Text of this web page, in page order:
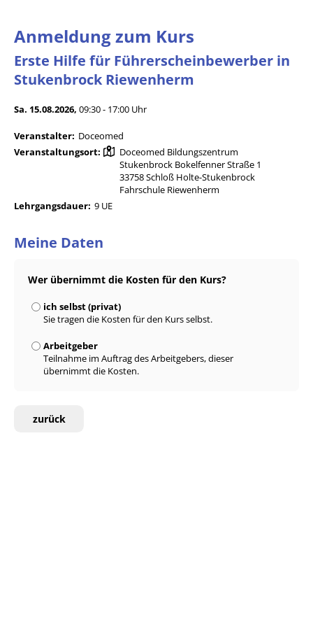
Anmeldung zum Kurs
Erste Hilfe für Führerscheinbewerber in
Stukenbrock Riewenherm
Sa. 15.08.2026, 09:30 - 17:00 Uhr
Veranstalter: Doceomed
Veranstaltungsort:
Doceomed Bildungszentrum
Stukenbrock Bokelfenner Straße 1
33758 Schloß Holte-Stukenbrock
Fahrschule Riewenherm
Lehrgangsdauer: 9 UE
Meine Daten
Wer übernimmt die Kosten für den Kurs?
ich selbst (privat)
Sie tragen die Kosten für den Kurs selbst.
Arbeitgeber
Teilnahme im Auftrag des Arbeitgebers, dieser
übernimmt die Kosten.
zurück